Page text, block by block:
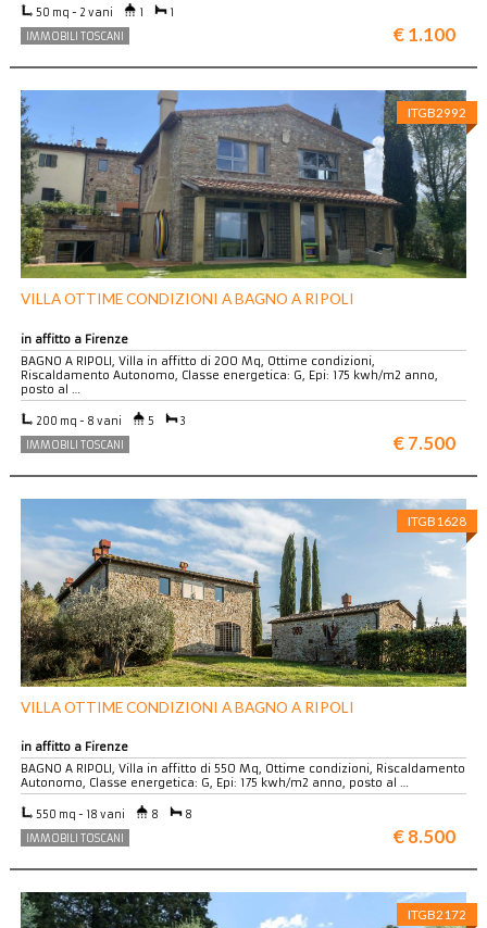
50 mq - 2 vani 1
1
IMMOBILI TOSCANI
€ 1.100
ITGB2992
VILLA OTTIME CONDIZIONI A BAGNO A RIPOLI
in affitto a Firenze
BAGNO A RIPOLI, Villa in affitto di 200 Mq, Ottime condizioni,
Riscaldamento Autonomo, Classe energetica: G, Epi: 175 kwh/m2 anno,
posto al …
200 mq - 8 vani 5
3
IMMOBILI TOSCANI
€ 7.500
ITGB1628
VILLA OTTIME CONDIZIONI A BAGNO A RIPOLI
in affitto a Firenze
BAGNO A RIPOLI, Villa in affitto di 550 Mq, Ottime condizioni, Riscaldamento
Autonomo, Classe energetica: G, Epi: 175 kwh/m2 anno, posto al …
550 mq - 18 vani 8
8
IMMOBILI TOSCANI
€ 8.500
ITGB2172